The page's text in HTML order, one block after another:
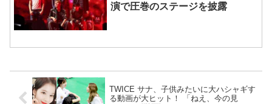
演で圧巻のステージを披露
TWICE サナ、子供みたいに大ハシャギす
る動画が大ヒット！ 「ねえ、今の見